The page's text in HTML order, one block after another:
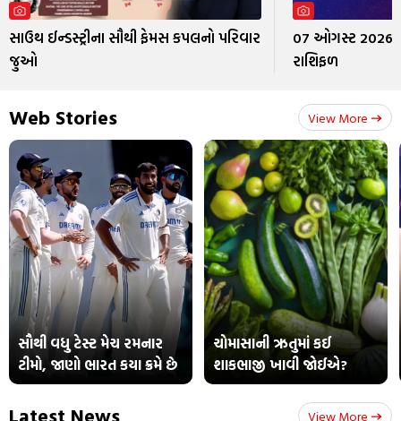
સાઉથ ઈન્ડસ્ટ્રીના સૌથી ફેમસ કપલનો પરિવાર
જુઓ
07 ઓગસ્ટ 2026:
રાશિફળ
Web Stories View More
સૌથી વધુ ટેસ્ટ મેચ રમનાર
ટીમો, જાણો ભારત કયા ક્રમે છે
ચોમાસાની ઋતુમાં કઈ
શાકભાજી ખાવી જોઈએ?
Latest News View More